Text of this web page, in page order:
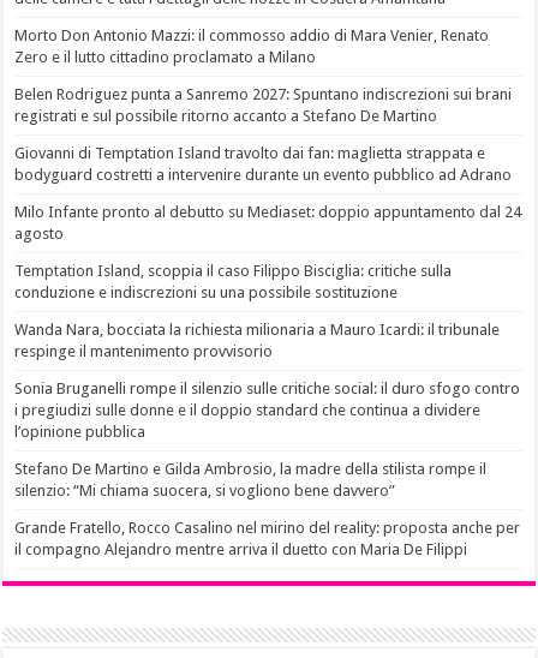
Morto Don Antonio Mazzi: il commosso addio di Mara Venier, Renato
Zero e il lutto cittadino proclamato a Milano
Belen Rodriguez punta a Sanremo 2027: Spuntano indiscrezioni sui brani
registrati e sul possibile ritorno accanto a Stefano De Martino
Giovanni di Temptation Island travolto dai fan: maglietta strappata e
bodyguard costretti a intervenire durante un evento pubblico ad Adrano
Milo Infante pronto al debutto su Mediaset: doppio appuntamento dal 24
agosto
Temptation Island, scoppia il caso Filippo Bisciglia: critiche sulla
conduzione e indiscrezioni su una possibile sostituzione
Wanda Nara, bocciata la richiesta milionaria a Mauro Icardi: il tribunale
respinge il mantenimento provvisorio
Sonia Bruganelli rompe il silenzio sulle critiche social: il duro sfogo contro
i pregiudizi sulle donne e il doppio standard che continua a dividere
l’opinione pubblica
Stefano De Martino e Gilda Ambrosio, la madre della stilista rompe il
silenzio: “Mi chiama suocera, si vogliono bene davvero”
Grande Fratello, Rocco Casalino nel mirino del reality: proposta anche per
il compagno Alejandro mentre arriva il duetto con Maria De Filippi